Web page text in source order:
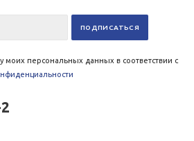
моих персональных данных в соответствии с